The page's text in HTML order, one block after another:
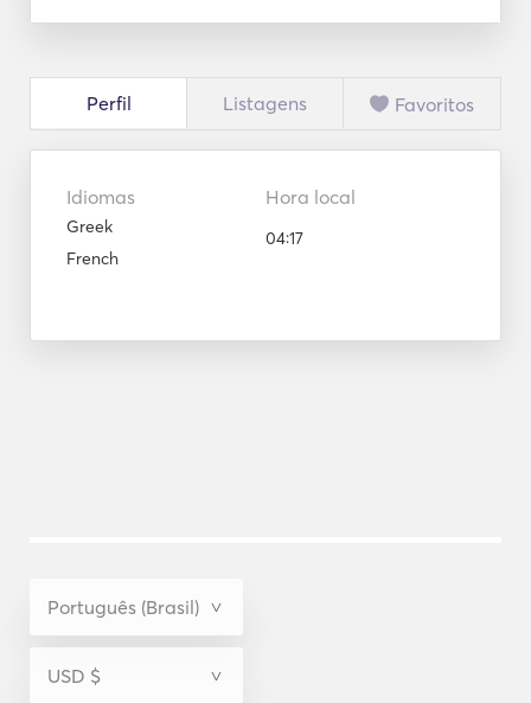
Perfil Listagens Favoritos
Idiomas
Greek
French
Hora local
04:17